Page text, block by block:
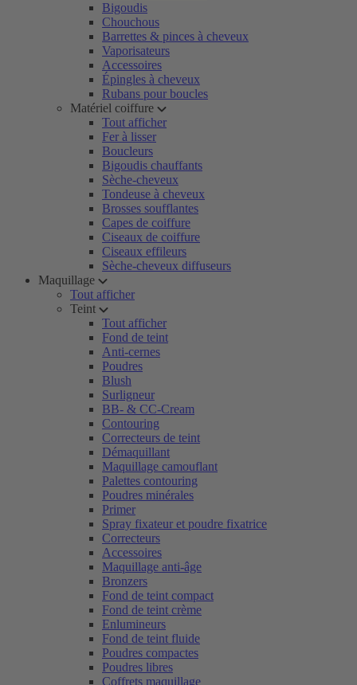
Bigoudis
Chouchous
Barrettes & pinces à cheveux
Vaporisateurs
Accessoires
Épingles à cheveux
Rubans pour boucles
Matériel coiffure
Tout afficher
Fer à lisser
Boucleurs
Bigoudis chauffants
Sèche-cheveux
Tondeuse à cheveux
Brosses soufflantes
Capes de coiffure
Ciseaux de coiffure
Ciseaux effileurs
Sèche-cheveux diffuseurs
Maquillage
Tout afficher
Teint
Tout afficher
Fond de teint
Anti-cernes
Poudres
Blush
Surligneur
BB- & CC-Cream
Contouring
Correcteurs de teint
Démaquillant
Maquillage camouflant
Palettes contouring
Poudres minérales
Primer
Spray fixateur et poudre fixatrice
Correcteurs
Accessoires
Maquillage anti-âge
Bronzers
Fond de teint compact
Fond de teint crème
Enlumineurs
Fond de teint fluide
Poudres compactes
Poudres libres
Coffrets maquillage